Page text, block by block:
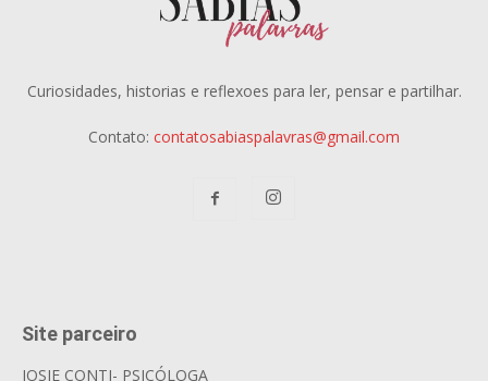
Curiosidades, historias e reflexoes para ler, pensar e partilhar.
Contato: contatosabiaspalavras@gmail.com
Site parceiro
JOSIE CONTI- PSICÓLOGA